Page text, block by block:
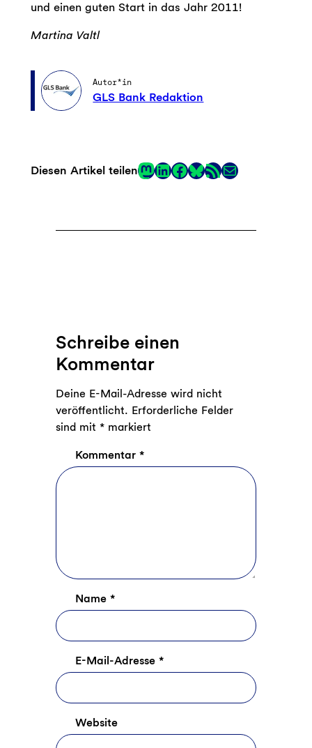
und einen guten Start in das Jahr 2011!
Martina Valtl
Autor*in
GLS Bank Redaktion
Diesen Artikel teilenMastodon
LinkedIn
Facebook
LinkRSS-Feed
E-Mail
Schreibe einen
Kommentar
Deine E-Mail-Adresse wird nicht
veröffentlicht. Erforderliche Felder
sind mit *markiert
Kommentar *
Name *
E-Mail-Adresse *
Website